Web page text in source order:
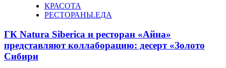
КРАСОТА
РЕСТОРАНЫ.ЕДА
ГК Natura Siberica и ресторан «Айна»
представляют коллаборацию: десерт «Золото
Сибири